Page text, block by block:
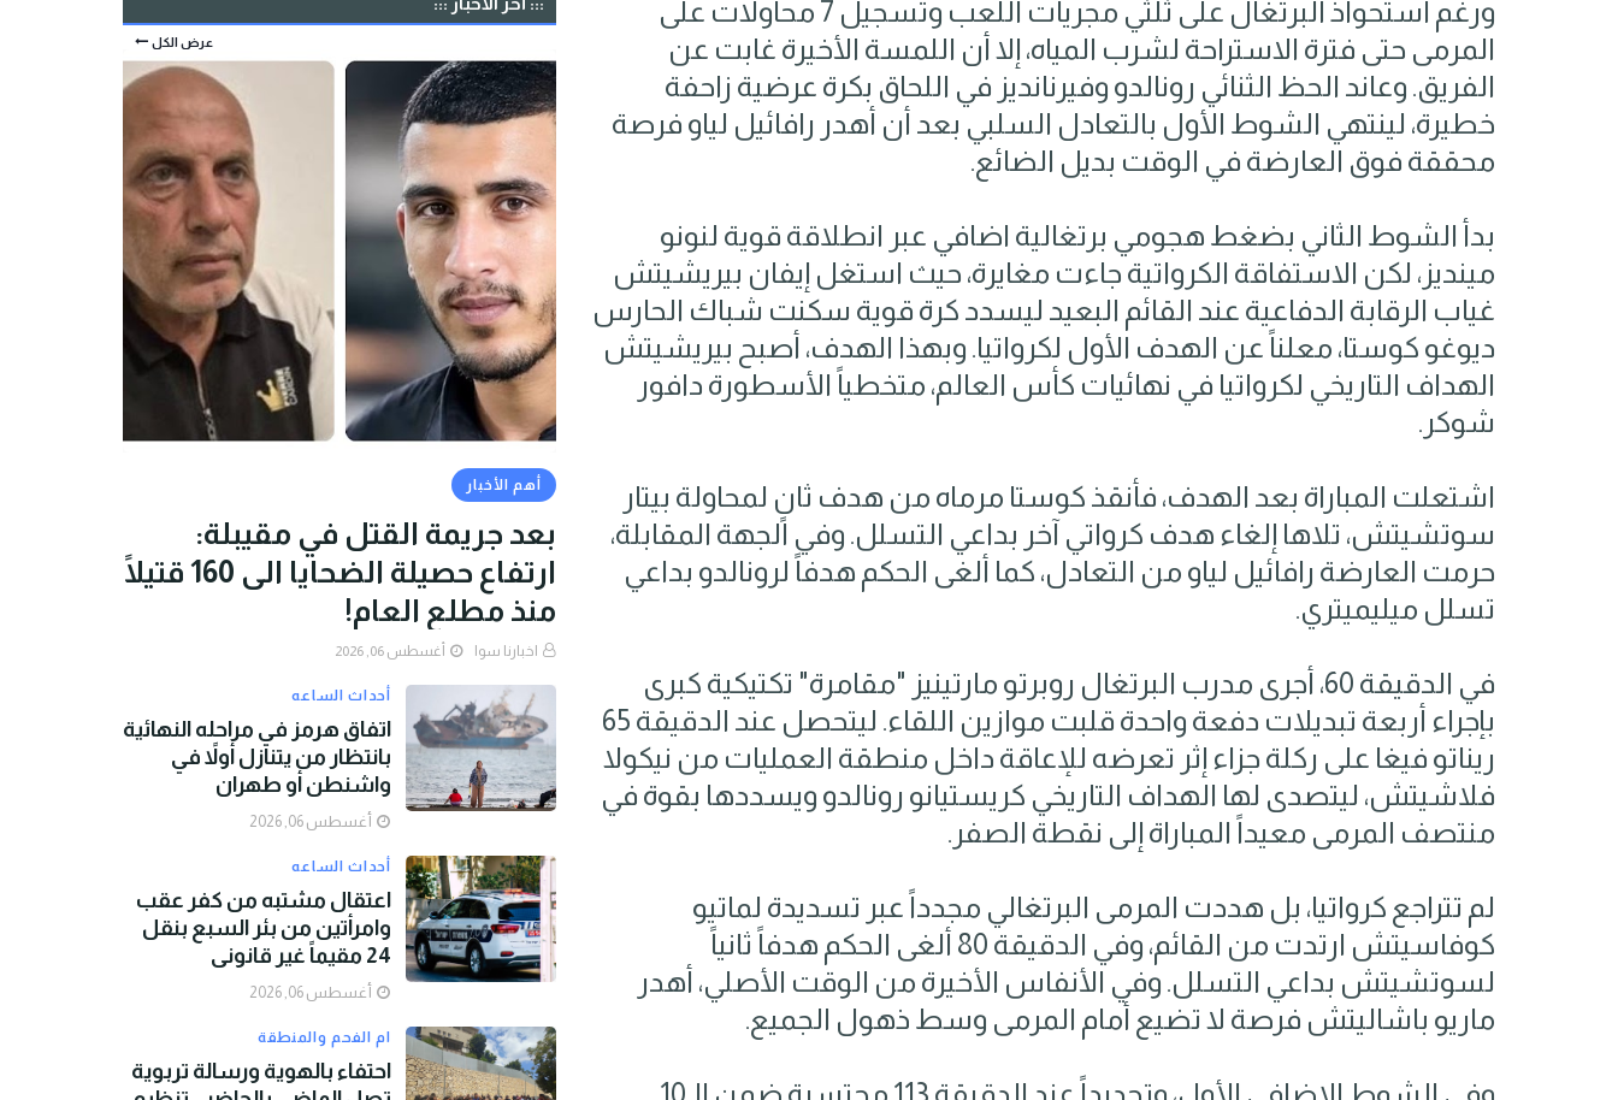
ورغم استحواذ البرتغال على ثلثي مجريات اللعب وتسجيل 7 محاولات على
المرمى حتى فترة الاستراحة لشرب المياه، إلا أن اللمسة الأخيرة غابت عن
الفريق. وعاند الحظ الثنائي رونالدو وفيرنانديز في اللحاق بكرة عرضية زاحفة
خطيرة، لينتهي الشوط الأول بالتعادل السلبي بعد أن أهدر رافائيل لياو فرصة
محققة فوق العارضة في الوقت بديل الضائع.
بدأ الشوط الثاني بضغط هجومي برتغالية اضافي عبر انطلاقة قوية لنونو
مينديز، لكن الاستفاقة الكرواتية جاءت مغايرة، حيث استغل إيفان بيريشيتش
غياب الرقابة الدفاعية عند القائم البعيد ليسدد كرة قوية سكنت شباك الحارس
ديوغو كوستا، معلناً عن الهدف الأول ل​كرواتيا​. وبهذا الهدف، أصبح بيريشيتش
الهداف التاريخي لكرواتيا في نهائيات كأس العالم، متخطياً الأسطورة دافور
شوكر.
اشتعلت المباراة بعد الهدف، فأنقذ كوستا مرماه من هدف ثانٍ لمحاولة بيتار
سوتشيتش، تلاها إلغاء هدف كرواتي آخر بداعي التسلل. وفي الجهة المقابلة،
حرمت العارضة رافائيل لياو من التعادل، كما ألغى الحكم هدفاً لرونالدو بداعي
تسلل ميليميتري.
في الدقيقة 60، أجرى مدرب البرتغال روبرتو مارتينيز "مقامرة" تكتيكية كبرى
بإجراء أربعة تبديلات دفعة واحدة قلبت موازين اللقاء. ليتحصل عند الدقيقة 65
ريناتو فيغا على ركلة جزاء إثر تعرضه للإعاقة داخل منطقة العمليات من نيكولا
فلاشيتش، ليتصدى لها الهداف التاريخي كريستيانو رونالدو ويسددها بقوة في
منتصف المرمى معيداً المباراة إلى نقطة الصفر.
لم تتراجع كرواتيا، بل هددت المرمى البرتغالي مجدداً عبر تسديدة لماتيو
كوفاسيتش ارتدت من القائم، وفي الدقيقة 80 ألغى الحكم هدفاً ثانياً
لسوتشيتش بداعي التسلل. وفي الأنفاس الأخيرة من الوقت الأصلي، أهدر
ماريو باشاليتش فرصة لا تضيع أمام المرمى وسط ذهول الجميع.
وفي الشوط الإضافي الأول، وتحديداً عند الدقيقة 113 محتسبة ضمن الـ10
عرض الكل
أهم الأخبار
بعد جريمة القتل في مقيبلة:
ارتفاع حصيلة الضحايا الى 160 قتيلًا
منذ مطلع العام!
اخبارنا سوا أغسطس 06, 2026
أحداث الساعه
اتفاق هرمز في مراحله النهائية
بانتظار من يتنازل أولاً في
واشنطن أو طهران
أغسطس 06, 2026
أحداث الساعه
اعتقال مشتبه من كفر عقب
وامرأتين من بئر السبع بنقل
24 مقيماً غير قانوني
أغسطس 06, 2026
ام الفحم والمنطقة
احتفاء بالهوية ورسالة تربوية